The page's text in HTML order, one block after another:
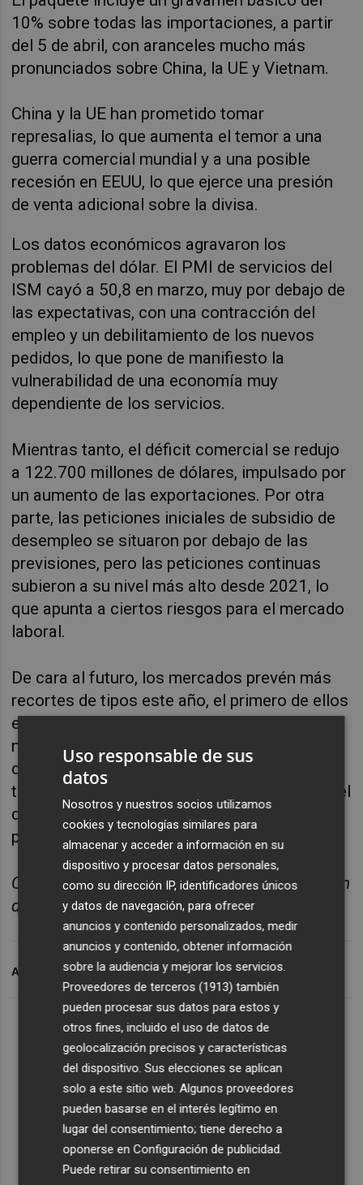
10% sobre todas las importaciones, a partir
del 5 de abril, con aranceles mucho más
pronunciados sobre China, la UE y Vietnam.
China y la UE han prometido tomar
represalias, lo que aumenta el temor a una
guerra comercial mundial y a una posible
recesión en EEUU, lo que ejerce una presión
de venta adicional sobre la divisa.
Los datos económicos agravaron los
problemas del dólar. El PMI de servicios del
ISM cayó a 50,8 en marzo, muy por debajo de
las expectativas, con una contracción del
empleo y un debilitamiento de los nuevos
pedidos, lo que pone de manifiesto la
vulnerabilidad de una economía muy
dependiente de los servicios.
Mientras tanto, el déficit comercial se redujo
a 122.700 millones de dólares, impulsado por
un aumento de las exportaciones. Por otra
parte, las peticiones iniciales de subsidio de
desempleo se situaron por debajo de las
previsiones, pero las peticiones continuas
subieron a su nivel más alto desde 2021, lo
que apunta a ciertos riesgos para el mercado
laboral.
De cara al futuro, los mercados prevén más
recortes de tipos este año, el primero de ellos
en junio. Todas las miradas se centran en las
nóminas no agrícolas del viernes y en el
discurso del presidente de la Fed, Powell. Un
tono pesimista podría agravar las pérdidas del
dólar, mientras que una postura más cauta
podría ofrecer un apoyo temporal.
Quásar Elizundia es estratega de investigación
de mercados en Pepperstone
ARCHIVADO EN DÓLAR DONALD TRUMP ARANCELES
Uso responsable de sus
datos
Nosotros y nuestros socios utilizamos
cookies y tecnologías similares para
almacenar y acceder a información en su
dispositivo y procesar datos personales,
como su dirección IP, identificadores únicos
y datos de navegación, para ofrecer
anuncios y contenido personalizados, medir
anuncios y contenido, obtener información
sobre la audiencia y mejorar los servicios.
Proveedores de terceros (1913) también
pueden procesar sus datos para estos y
otros fines, incluido el uso de datos de
geolocalización precisos y características
del dispositivo. Sus elecciones se aplican
solo a este sitio web. Algunos proveedores
pueden basarse en el interés legítimo en
lugar del consentimiento; tiene derecho a
oponerse enConfiguración de publicidad.
Puede retirar su consentimiento en